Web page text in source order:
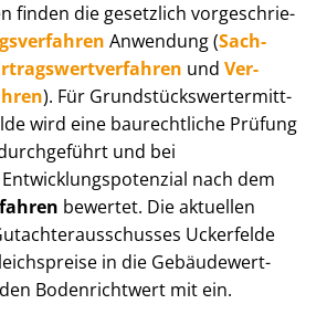
finden die gesetzlich vor­ge­schrie­
Anwendung (Sach­
und Ver­
). Für Grund­stücks­wert­ermitt­
wird eine baurechtliche Prüfung
und bei
nach dem
bewertet. Die aktuellen
Uckerfelde
in die Ge­bäu­de­wert­
Bodenrichtwert mit ein.